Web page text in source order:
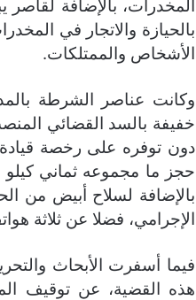
بالحيازة والاتجار في
الأشخاص والممتلكات.
وكانت عناصر الشرطة
خفيفة بالسد القضائي
دون توفره على رخصة
بالإضافة لسلاح أبيض من
الإجرامي، فضلا عن ثلاثة
فيما أسفرت الأبحاث
هذه القضية، عن توقيف